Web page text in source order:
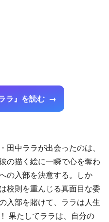
ラ』を読む
田中ララが出会ったのは、
の描く絵に一瞬で心を奪わ
の入部を決意する。しか
校則を重んじる真面目な委
入部を賭けて、ララは人生
果たしてララは、自分の